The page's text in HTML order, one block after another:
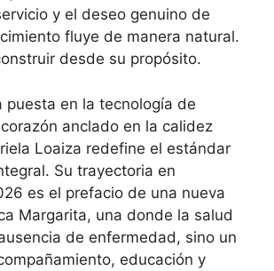
y el deseo genuino de
fluye de manera natural.
desde su propósito.
puesta en la tecnología de
anclado en la calidez
Loaiza redefine el estándar
Su trayectoria en
es el prefacio de una nueva
Margarita, una donde la salud
de enfermedad, sino un
educación y